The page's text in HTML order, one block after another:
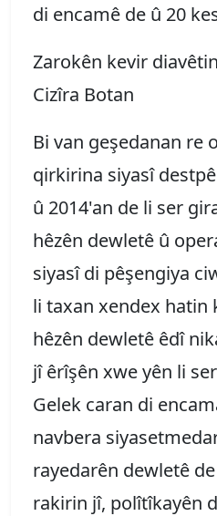
di encamê de û 20
Zarokên kevir
Cizîra Botan
Bi van geşedanan re
qirkirina siyasî
û 2014'an de li ser
hêzên dewletê û
siyasî di pêşengiya
li taxan xendex hatin
hêzên dewletê êdî
jî êrîşên xwe yên li
Gelek caran di
navbera
rayedarên dewletê
rakirin jî, polîtîkayên